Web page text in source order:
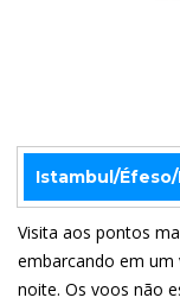
Istambul/
Visita aos pontos
embarcando em um
noite. Os voos não